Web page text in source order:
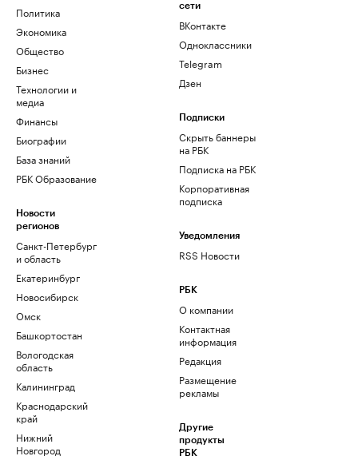
Политика
Экономика
Общество
Бизнес
Технологии и
медиа
Финансы
Биографии
База знаний
РБК Образование
Новости
регионов
Санкт-Петербург
и область
Екатеринбург
Новосибирск
Омск
Башкортостан
Вологодская
область
Калининград
Краснодарский
край
Нижний
Новгород
сети
ВКонтакте
Одноклассники
Telegram
Дзен
Подписки
Скрыть баннеры
на РБК
Подписка на РБК
Корпоративная
подписка
Уведомления
RSS Новости
РБК
О компании
Контактная
информация
Редакция
Размещение
рекламы
Другие
продукты
РБК